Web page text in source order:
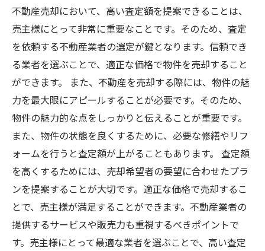
不動産売却において、高い査定額を提案できることは、
売主様にとって非常に重要なことです。そのため、査定
を依頼する不動産業者の選定が鍵となります。信頼でき
る業者を選ぶことで、適正な価格で物件を売却すること
ができます。 また、不動産を売却する際には、物件の魅
力を最大限にアピールすることが必要です。そのため、
物件の魅力的な点をしっかりと伝えることが重要です。
また、物件の状態を良くするために、必要な修繕やリフ
ォームを行うと査定額が上がることもあります。 査定額
を高くするためには、売却希望者の要望に合わせたプラ
ンを提案することが大切です。適正な価格で売却するこ
とで、売主様が満足することができます。不動産業者の
提供するサービスや販売力も重視するべきポイントで
す。売主様にとって最適な業者を選ぶことで、高い査定